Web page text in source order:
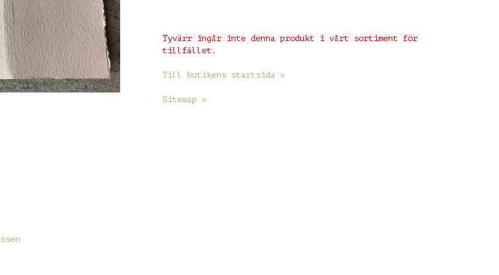
Tyvärr ingår inte denna produkt i vårt sortiment för
tillfället.
Till butikens startsida »
Sitemap »